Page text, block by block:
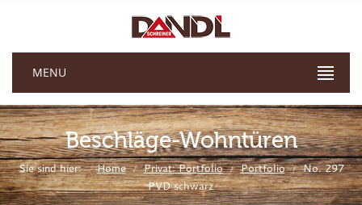
MENU
Beschläge-Wohntüren
Sie sind hier: Home / Privat: Portfolio / Portfolio /
No. 297
PVD schwarz